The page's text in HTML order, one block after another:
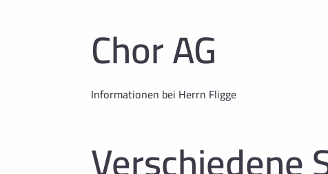
Chor AG
Informationen bei Herrn Fligge